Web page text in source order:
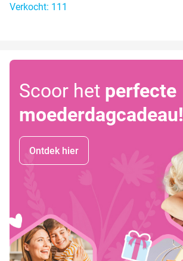
Verkocht: 111
Scoor het perfecte
moederdagcadeau!
Ontdek hier